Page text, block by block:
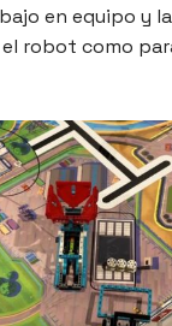
en equipo y
robot como